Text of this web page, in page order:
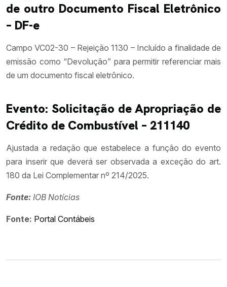
de outro Documento Fiscal Eletrônico
– DF-e
Campo VC02-30 – Rejeição 1130 – Incluído a finalidade de
emissão como “Devolução” para permitir referenciar mais
de um documento fiscal eletrônico.
Evento: Solicitação de Apropriação de
Crédito de Combustível – 211140
Ajustada a redação que estabelece a função do evento
para inserir que deverá ser observada a exceção do art.
180 da Lei Complementar nº 214/2025.
Fonte: IOB Notícias
Fonte: Portal Contábeis